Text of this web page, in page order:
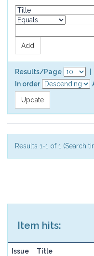
Results/Page
In order
Results 1-1 of 1 (Search
Item hits:
Issue Title